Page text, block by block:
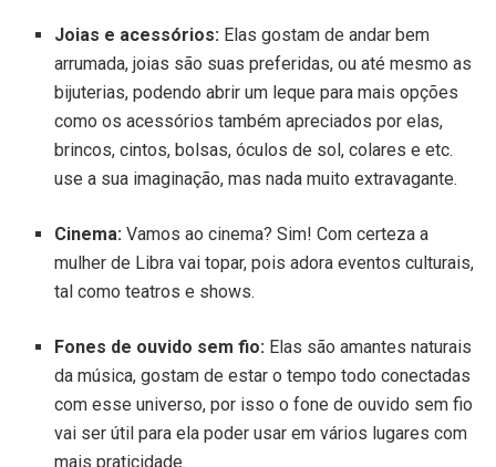
Joias e acessórios: Elas gostam de andar bem
arrumada, joias são suas preferidas, ou até mesmo as
bijuterias, podendo abrir um leque para mais opções
como os acessórios também apreciados por elas,
brincos, cintos, bolsas, óculos de sol, colares e etc.
use a sua imaginação, mas nada muito extravagante.
Cinema:Vamos ao cinema? Sim! Com certeza a
mulher de Libra vai topar, pois adora eventos culturais,
tal como teatros e shows.
Fones de ouvido sem fio: Elas são amantes naturais
da música, gostam de estar o tempo todo conectadas
com esse universo, por isso o fone de ouvido sem fio
vai ser útil para ela poder usar em vários lugares com
mais praticidade.